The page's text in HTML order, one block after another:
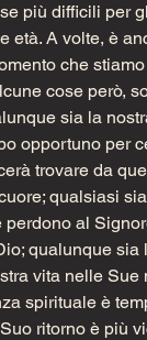
più difficili per
età. A volte, è
che
cose però,
sia la
opportuno per
trovare da
qualsiasi
perdono al
qualunque sia
vita nelle Sue
spirituale è
ritorno è più